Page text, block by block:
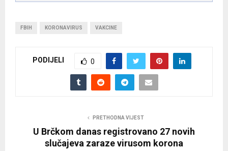
FBIH KORONAVIRUS VAKCINE
PODIJELI 0
PRETHODNA VIJEST
U Brčkom danas registrovano 27 novih
slučajeva zaraze virusom korona